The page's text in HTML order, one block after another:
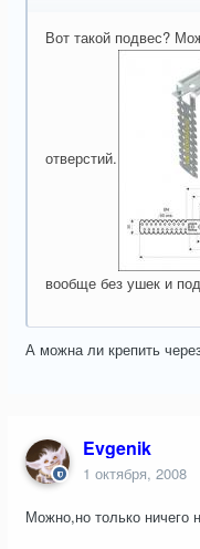
Вот такой подвес?
отверстий.
вообще без ушек и
А можна ли крепить
Evgenik
1 октября, 2008
Можно,но только ничего